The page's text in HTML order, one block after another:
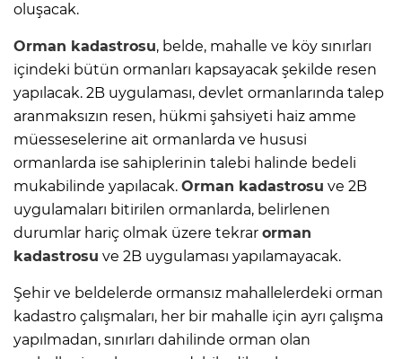
oluşacak.
Orman kadastrosu, belde, mahalle ve köy sınırları
içindeki bütün ormanları kapsayacak şekilde resen
yapılacak. 2B uygulaması, devlet ormanlarında talep
aranmaksızın resen, hükmi şahsiyeti haiz amme
müesseselerine ait ormanlarda ve hususi
ormanlarda ise sahiplerinin talebi halinde bedeli
mukabilinde yapılacak. Orman kadastrosu ve 2B
uygulamaları bitirilen ormanlarda, belirlenen
durumlar hariç olmak üzere tekrar orman
kadastrosu ve 2B uygulaması yapılamayacak.
Şehir ve beldelerde ormansız mahallelerdeki orman
kadastro çalışmaları, her bir mahalle için ayrı çalışma
yapılmadan, sınırları dahilinde orman olan